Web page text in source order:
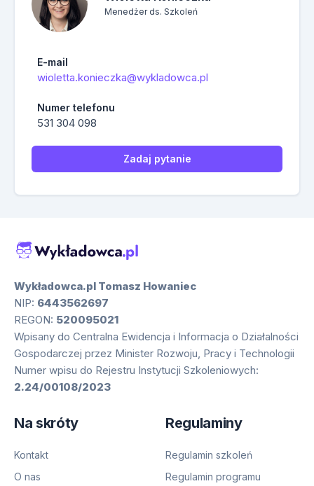
Menedżer ds. Szkoleń
E-mail
wioletta.konieczka@wykladowca.pl
Numer telefonu
531 304 098
Zadaj pytanie
Wykładowca.pl Tomasz Howaniec
NIP: 6443562697
REGON: 520095021
Wpisany do Centralna Ewidencja i Informacja o Działalności
Gospodarczej przez Minister Rozwoju, Pracy i Technologii
Numer wpisu do Rejestru Instytucji Szkoleniowych:
2.24/00108/2023
Na skróty
Kontakt
O nas
Regulaminy
Regulamin szkoleń
Regulamin programu